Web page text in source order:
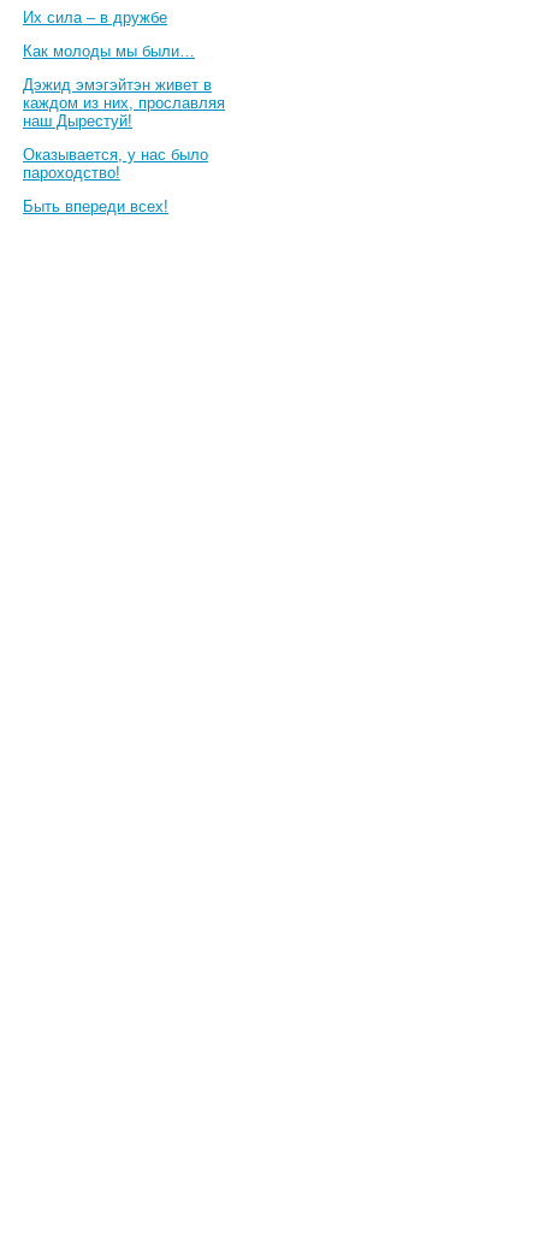
Их сила – в дружбе
Как молоды мы были…
Дэжид эмэгэйтэн живет в
каждом из них, прославляя
наш Дырестуй!
Оказывается, у нас было
пароходство!
Быть впереди всех!